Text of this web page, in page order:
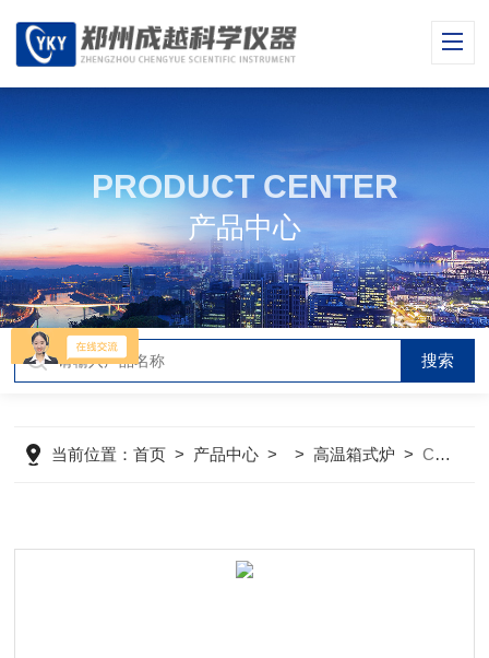
PRODUCT CENTER
产品中心
当前位置：首页 > 产品中心 > >高温箱式炉 >CY-M1700-A2IL(硅钼棒加热)1700硅钼棒箱式炉21L